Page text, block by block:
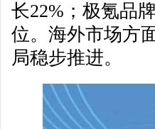
长22%；极氪品
位。海外市场方
局稳步推进。